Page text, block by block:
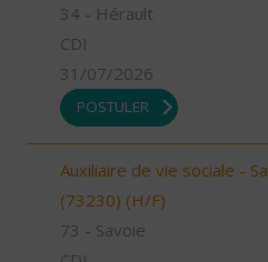
34 - Hérault
CDI
31/07/2026
POSTULER
Auxiliaire de vie sociale -
(73230) (H/F)
73 - Savoie